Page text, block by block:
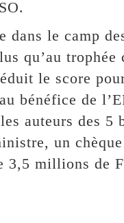
le camp
qu’au
le score
bénéfice de
auteurs des 5
un
3,5 millions de